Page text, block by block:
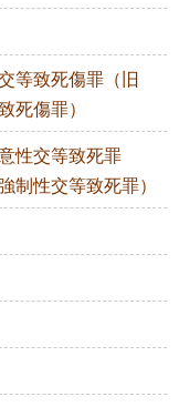
等致死傷罪（旧
死傷罪）
性交等致死罪
制性交等致死罪）